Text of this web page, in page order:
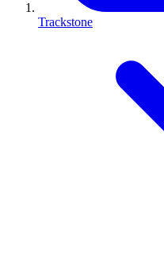
Trackstone